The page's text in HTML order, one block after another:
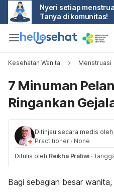
Nyeri setiap
Tanya di komunitas!
Kesehatan Wanita Menstruasi
7 Minuman
Ringankan
Ditinjau secara medis oleh
Practitioner · None
Ditulis oleh Reikha Pratiwi ·
Bagi sebagian besar